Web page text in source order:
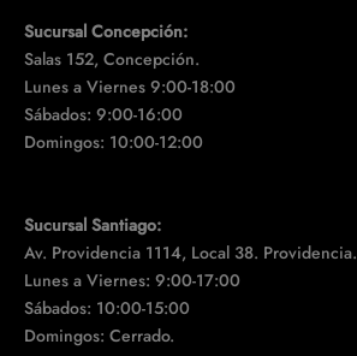
Sucursal Concepción:
Salas 152, Concepción.
Lunes a Viernes 9:00-18:00
Sábados: 9:00-16:00
Domingos: 10:00-12:00
Sucursal Santiago:
Av. Providencia 1114, Local 38. Providencia.
Lunes a Viernes: 9:00-17:00
Sábados: 10:00-15:00
Domingos: Cerrado.